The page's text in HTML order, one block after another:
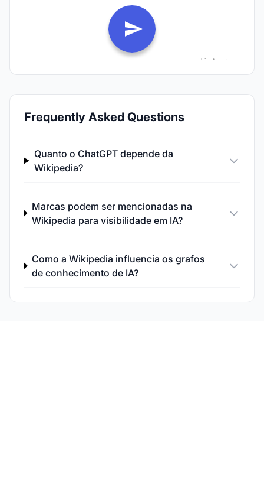
Frequently Asked Questions
Quanto o ChatGPT depende da
Wikipedia?
Marcas podem ser mencionadas na
Wikipedia para visibilidade em IA?
Como a Wikipedia influencia os grafos
de conhecimento de IA?